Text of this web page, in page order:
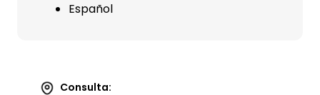
Español
Consulta: